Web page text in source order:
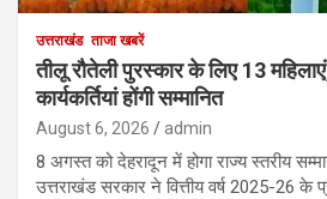
उत्तराखंड ताजा खबरें
तीलू रौतेली पुरस्कार के लिए 13
कार्यकर्तियां होंगी सम्मानित
August 6, 2026 admin
8 अगस्त को देहरादून में होगा राज्य स्तरीय
उत्तराखंड सरकार ने वित्तीय वर्ष 2025-26 के